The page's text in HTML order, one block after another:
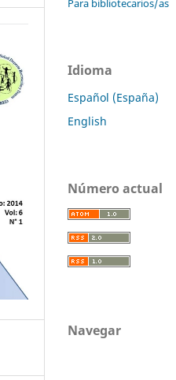
Para bibliotecarios/as
Idioma
Español (España)
English
Número actual
Navegar